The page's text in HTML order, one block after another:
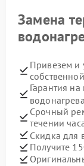
Замена
Привезем и
Гарантия
Срочный
течении
Скидка для
Получите